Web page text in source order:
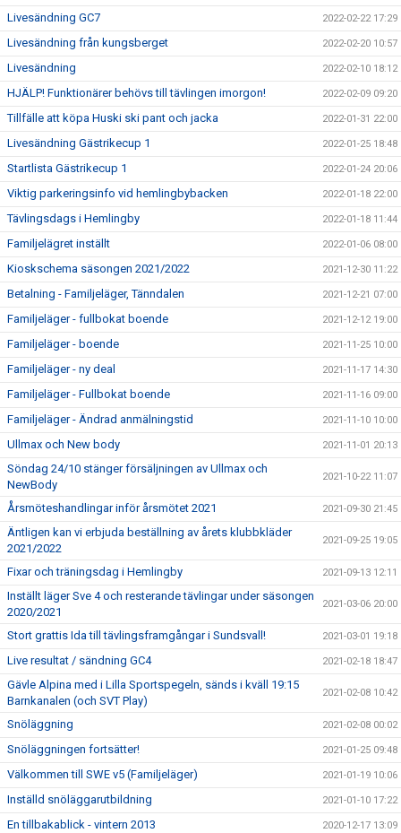
Livesändning GC7 2022-02-22 17:29
Livesändning från kungsberget 2022-02-20 10:57
Livesändning 2022-02-10 18:12
HJÄLP! Funktionärer behövs till tävlingen imorgon! 2022-02-09 09:20
Tillfälle att köpa Huski ski pant och jacka 2022-01-31 22:00
Livesändning Gästrikecup 1 2022-01-25 18:48
Startlista Gästrikecup 1 2022-01-24 20:06
Viktig parkeringsinfo vid hemlingbybacken 2022-01-18 22:00
Tävlingsdags i Hemlingby 2022-01-18 11:44
Familjelägret inställt 2022-01-06 08:00
Kioskschema säsongen 2021/2022 2021-12-30 11:22
Betalning - Familjeläger, Tänndalen 2021-12-21 07:00
Familjeläger - fullbokat boende 2021-12-12 19:00
Familjeläger - boende 2021-11-25 10:00
Familjeläger - ny deal 2021-11-17 14:30
Familjeläger - Fullbokat boende 2021-11-16 09:00
Familjeläger - Ändrad anmälningstid 2021-11-10 10:00
Ullmax och New body 2021-11-01 20:13
Söndag 24/10 stänger försäljningen av Ullmax och
NewBody
2021-10-22 11:07
Årsmöteshandlingar inför årsmötet 2021 2021-09-30 21:45
Äntligen kan vi erbjuda beställning av årets klubbkläder
2021/2022
2021-09-25 19:05
Fixar och träningsdag i Hemlingby 2021-09-13 12:11
Inställt läger Sve 4 och resterande tävlingar under säsongen
2020/2021
2021-03-06 20:00
Stort grattis Ida till tävlingsframgångar i Sundsvall! 2021-03-01 19:18
Live resultat / sändning GC4 2021-02-18 18:47
Gävle Alpina med i Lilla Sportspegeln, sänds i kväll 19:15
Barnkanalen (och SVT Play)
2021-02-08 10:42
Snöläggning 2021-02-08 00:02
Snöläggningen fortsätter! 2021-01-25 09:48
Välkommen till SWE v5 (Familjeläger) 2021-01-19 10:06
Inställd snöläggarutbildning 2021-01-10 17:22
En tillbakablick - vintern 2013 2020-12-17 13:09